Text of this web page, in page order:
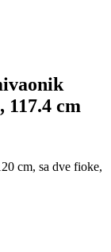
117.4 cm
cm, sa dve fioke,